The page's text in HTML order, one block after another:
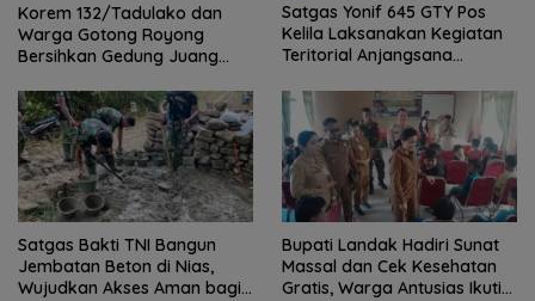
Korem 132/Tadulako dan
Warga Gotong Royong
Bersihkan Gedung Juang
Satgas Yonif 645 GTY Pos
Kelila Laksanakan Kegiatan
Teritorial Anjangsana
Lurah
Satgas Bakti TNI Bangun
Jembatan Beton di Nias,
Wujudkan Akses Aman bagi
Bupati Landak Hadiri Sunat
Massal dan Cek Kesehatan
Gratis, Warga Antusias Ikuti